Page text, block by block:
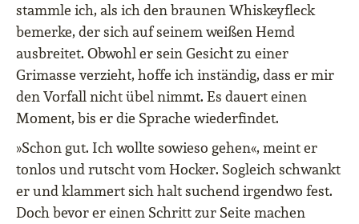
stammle ich, als ich den braunen Whiskeyfleck
bemerke, der sich auf seinem weißen Hemd
ausbreitet. Obwohl er sein Gesicht zu einer
Grimasse verzieht, hoffe ich inständig, dass er mir
den Vorfall nicht übel nimmt. Es dauert einen
Moment, bis er die Sprache wiederfindet.
»Schon gut. Ich wollte sowieso gehen«, meint er
tonlos und rutscht vom Hocker. Sogleich schwankt
er und klammert sich halt suchend irgendwo fest.
Doch bevor er einen Schritt zur Seite machen